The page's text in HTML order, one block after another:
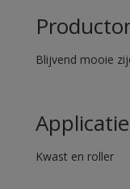
Blijvend mooie
Kwast en roller